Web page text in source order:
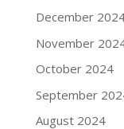
December
November
October 2024
September
August 2024